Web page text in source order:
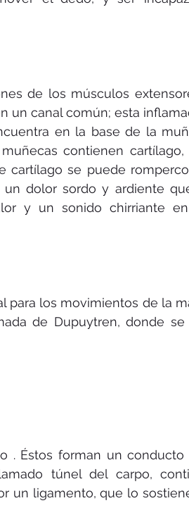
de los músculos
un canal común; esta
en la base de la
contienen cartílago,
cartílago se puede
dolor sordo y ardiente
y un sonido chirriante
para los movimientos de la
de Dupuytren, donde se
. Éstos forman un conducto
túnel del carpo,
un ligamento, que lo